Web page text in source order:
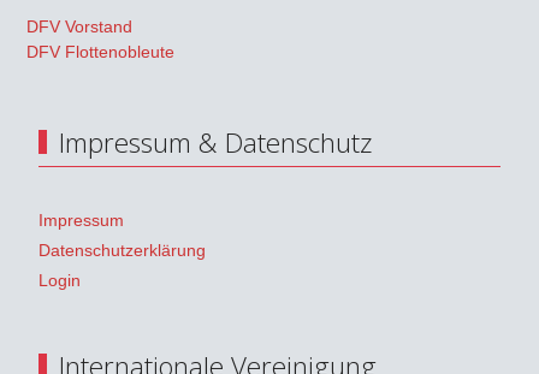
DFV Vorstand
DFV Flottenobleute
Impressum & Datenschutz
Impressum
Datenschutzerklärung
Login
Internationale Vereinigung